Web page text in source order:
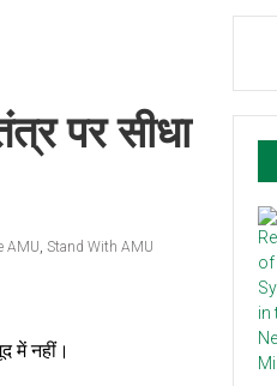
पर सीधा
AMU, Stand With AMU
में नहीं।